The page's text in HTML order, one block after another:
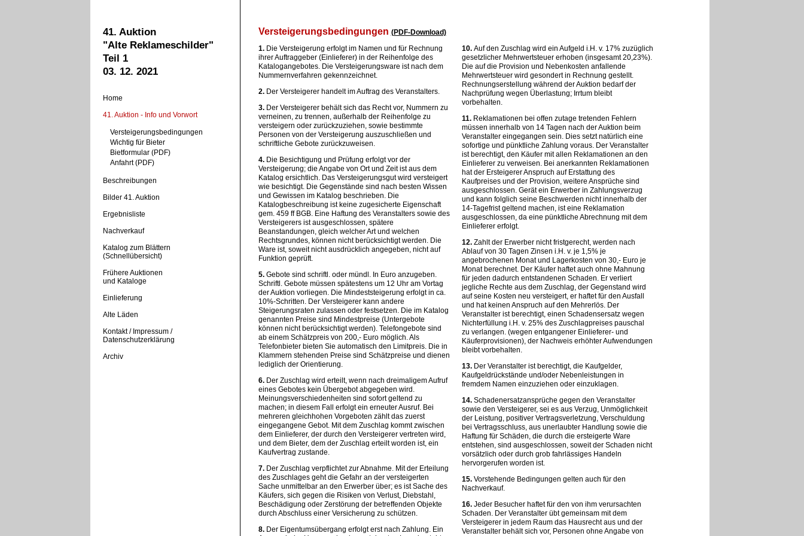
41. Auktion
"Alte Reklameschilder"
Teil 1
03. 12. 2021
Home
41. Auktion - Info und Vorwort
Versteigerungsbedingungen
Wichtig für Bieter
Bietformular (PDF)
Anfahrt (PDF)
Beschreibungen
Bilder 41. Auktion
Ergebnisliste
Nachverkauf
Katalog zum Blättern
(Schnellübersicht)
Frühere Auktionen
und Kataloge
Einlieferung
Alte Läden
Kontakt / Impressum /
Datenschutzerklärung
Archiv
Versteigerungsbedingungen (PDF-Download)
1.Die Versteigerung erfolgt im Namen und für Rechnung
ihrer Auftraggeber (Einlieferer) in der Reihenfolge des
Katalogangebotes. Die Versteigerungsware ist nach dem
Nummernverfahren gekennzeichnet.
2.Der Versteigerer handelt im Auftrag des Veranstalters.
3.Der Versteigerer behält sich das Recht vor, Nummern zu
verneinen, zu trennen, außerhalb der Reihenfolge zu
versteigern oder zurückzuziehen, sowie bestimmte
Personen von der Versteigerung auszuschließen und
schriftliche Gebote zurückzuweisen.
4.Die Besichtigung und Prüfung erfolgt vor der
Versteigerung; die Angabe von Ort und Zeit ist aus dem
Katalog ersichtlich. Das Versteigerungsgut wird versteigert
wie besichtigt. Die Gegenstände sind nach besten Wissen
und Gewissen im Katalog beschrieben. Die
Katalogbeschreibung ist keine zugesicherte Eigenschaft
gem. 459 ff BGB. Eine Haftung des Veranstalters sowie des
Versteigerers ist ausgeschlossen, spätere
Beanstandungen, gleich welcher Art und welchen
Rechtsgrundes, können nicht berücksichtigt werden. Die
Ware ist, soweit nicht ausdrücklich angegeben, nicht auf
Funktion geprüft.
5.Gebote sind schriftl. oder mündl. In Euro anzugeben.
Schriftl. Gebote müssen spätestens um 12 Uhr am Vortag
der Auktion vorliegen. Die Mindeststeigerung erfolgt in ca.
10%-Schritten. Der Versteigerer kann andere
Steigerungsraten zulassen oder festsetzen. Die im Katalog
genannten Preise sind Mindestpreise (Untergebote
können nicht berücksichtigt werden). Telefongebote sind
ab einem Schätzpreis von 200,- Euro möglich. Als
Telefonbieter bieten Sie automatisch den Limitpreis. Die in
Klammern stehenden Preise sind Schätzpreise und dienen
lediglich der Orientierung.
6.Der Zuschlag wird erteilt, wenn nach dreimaligem Aufruf
eines Gebotes kein Übergebot abgegeben wird.
Meinungsverschiedenheiten sind sofort geltend zu
machen; in diesem Fall erfolgt ein erneuter Ausruf. Bei
mehreren gleichhohen Vorgeboten zählt das zuerst
eingegangene Gebot. Mit dem Zuschlag kommt zwischen
dem Einlieferer, der durch den Versteigerer vertreten wird,
und dem Bieter, dem der Zuschlag erteilt worden ist, ein
Kaufvertrag zustande.
7.Der Zuschlag verpflichtet zur Abnahme. Mit der Erteilung
des Zuschlages geht die Gefahr an der versteigerten
Sache unmittelbar an den Erwerber über; es ist Sache des
Käufers, sich gegen die Risiken von Verlust, Diebstahl,
Beschädigung oder Zerstörung der betreffenden Objekte
durch Abschluss einer Versicherung zu schützen.
8. Der Eigentumsübergang erfolgt erst nach Zahlung. Ein
10. Auf den Zuschlag wird ein Aufgeld i.H. v. 17% zuzüglich
gesetzlicher Mehrwertsteuer erhoben (insgesamt 20,23%).
Die auf die Provision und Nebenkosten anfallende
Mehrwertsteuer wird gesondert in Rechnung gestellt.
Rechnungserstellung während der Auktion bedarf der
Nachprüfung wegen Überlastung; Irrtum bleibt
vorbehalten.
11.Reklamationen bei offen zutage tretenden Fehlern
müssen innerhalb von 14 Tagen nach der Auktion beim
Veranstalter eingegangen sein. Dies setzt natürlich eine
sofortige und pünktliche Zahlung voraus. Der Veranstalter
ist berechtigt, den Käufer mit allen Reklamationen an den
Einlieferer zu verweisen. Bei anerkannten Reklamationen
hat der Ersteigerer Anspruch auf Erstattung des
Kaufpreises und der Provision, weitere Ansprüche sind
ausgeschlossen. Gerät ein Erwerber in Zahlungsverzug
und kann folglich seine Beschwerden nicht innerhalb der
14-Tagefrist geltend machen, ist eine Reklamation
ausgeschlossen, da eine pünktliche Abrechnung mit dem
Einlieferer erfolgt.
12.Zahlt der Erwerber nicht fristgerecht, werden nach
Ablauf von 30 Tagen Zinsen i.H. v. je 1,5% je
angebrochenen Monat und Lagerkosten von 30,- Euro je
Monat berechnet. Der Käufer haftet auch ohne Mahnung
für jeden dadurch entstandenen Schaden. Er verliert
jegliche Rechte aus dem Zuschlag, der Gegenstand wird
auf seine Kosten neu versteigert, er haftet für den Ausfall
und hat keinen Anspruch auf den Mehrerlös. Der
Veranstalter ist berechtigt, einen Schadensersatz wegen
Nichterfüllung i.H. v. 25% des Zuschlagpreises pauschal
zu verlangen. (wegen entgangener Einlieferer- und
Käuferprovisionen), der Nachweis erhöhter Aufwendungen
bleibt vorbehalten.
13.Der Veranstalter ist berechtigt, die Kaufgelder,
Kaufgeldrückstände und/oder Nebenleistungen in
fremdem Namen einzuziehen oder einzuklagen.
14.Schadenersatzansprüche gegen den Veranstalter
sowie den Versteigerer, sei es aus Verzug, Unmöglichkeit
der Leistung, positiver Vertragsverletzung, Verschuldung
bei Vertragsschluss, aus unerlaubter Handlung sowie die
Haftung für Schäden, die durch die ersteigerte Ware
entstehen, sind ausgeschlossen, soweit der Schaden nicht
vorsätzlich oder durch grob fahrlässiges Handeln
hervorgerufen worden ist.
15.Vorstehende Bedingungen gelten auch für den
Nachverkauf.
16.Jeder Besucher haftet für den von ihm verursachten
Schaden. Der Veranstalter übt gemeinsam mit dem
Versteigerer in jedem Raum das Hausrecht aus und der
Veranstalter behält sich vor, Personen ohne Angabe von